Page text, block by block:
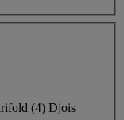
(4) Djois